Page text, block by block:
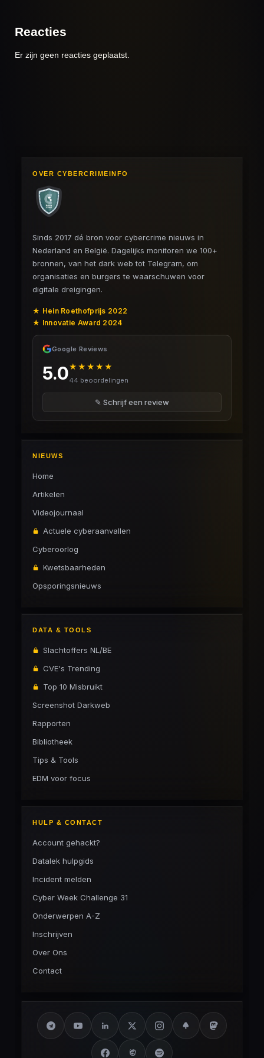
Reacties
Er zijn geen reacties geplaatst.
OVER CYBERCRIMEINFO
Sinds 2017 dé bron voor cybercrime nieuws in
Nederland en België. Dagelijks monitoren we 100+
bronnen, van het dark web tot Telegram, om
organisaties en burgers te waarschuwen voor
digitale dreigingen.
★ Hein Roethofprijs 2022
★ Innovatie Award 2024
Google Reviews
5.0★★★★★
44 beoordelingen
✎ Schrijf een review
NIEUWS
Home
Artikelen
Videojournaal
Actuele cyberaanvallen
Cyberoorlog
Kwetsbaarheden
Opsporingsnieuws
DATA & TOOLS
Slachtoffers NL/BE
CVE's Trending
Top 10 Misbruikt
Screenshot Darkweb
Rapporten
Bibliotheek
Tips & Tools
EDM voor focus
HULP & CONTACT
Account gehackt?
Datalek hulpgids
Incident melden
Cyber Week Challenge 31
Onderwerpen A-Z
Inschrijven
Over Ons
Contact